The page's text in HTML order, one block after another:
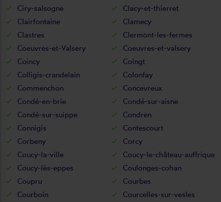
Ciry-salsogne
Clacy-et-thierret
Clairfontaine
Clamecy
Clastres
Clermont-les-fermes
Coeuvres-et-Valsery
Coeuvres-et-valsery
Coincy
Coingt
Colligis-crandelain
Colonfay
Commenchon
Concevreux
Condé-en-brie
Condé-sur-aisne
Condé-sur-suippe
Condren
Connigis
Contescourt
Corbeny
Corcy
Coucy-la-ville
Coucy-le-château-auffrique
Coucy-lès-eppes
Coulonges-cohan
Coupru
Courbes
Courboin
Courcelles-sur-vesles